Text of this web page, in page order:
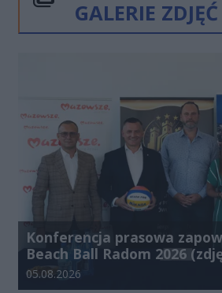
GALERIE ZDJĘĆ
Konferencja prasowa
Beach Ball Radom 2026
Data dodania galerii:
05.08.2026